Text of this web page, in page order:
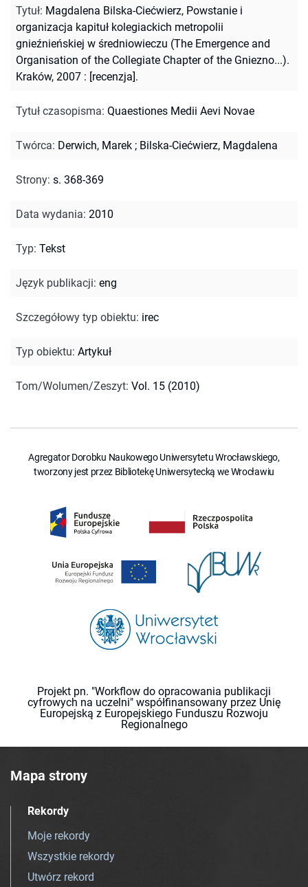
Tytuł: Magdalena Bilska-Ciećwierz, Powstanie i
organizacja kapituł kolegiackich metropolii
gnieźnieńskiej w średniowieczu (The Emergence and
Organisation of the Collegiate Chapter of the Gniezno...).
Kraków, 2007 : [recenzja].
Tytuł czasopisma: Quaestiones Medii Aevi Novae
Twórca: Derwich, Marek ; Bilska-Ciećwierz, Magdalena
Strony: s. 368-369
Data wydania: 2010
Typ: Tekst
Język publikacji: eng
Szczegółowy typ obiektu: irec
Typ obiektu: Artykuł
Tom/Wolumen/Zeszyt: Vol. 15 (2010)
Agregator Dorobku Naukowego Uniwersytetu Wrocławskiego,
tworzony jest przez Bibliotekę Uniwersytecką we Wrocławiu
Projekt pn. "Workflow do opracowania publikacji
cyfrowych na uczelni" współfinansowany przez Unię
Europejską z Europejskiego Funduszu Rozwoju
Regionalnego
Mapa strony
Rekordy
Moje rekordy
Wszystkie rekordy
Utwórz rekord